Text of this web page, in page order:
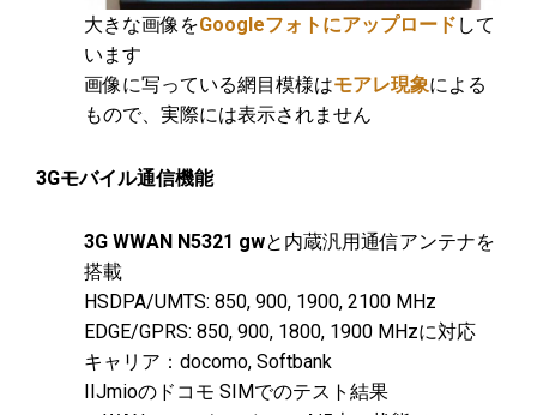
大きな画像をGoogleフォトにアップロード して
います
画像に写っている網目模様はモアレ現象による
もので、実際には表示されません
3Gモバイル通信機能
3G WWAN N5321 gwと内蔵汎用通信アンテナを
搭載
HSDPA/UMTS: 850, 900, 1900, 2100 MHz
EDGE/GPRS: 850, 900, 1800, 1900 MHzに対応
キャリア：docomo, Softbank
IIJmioのドコモ SIMでのテスト結果